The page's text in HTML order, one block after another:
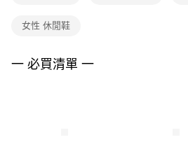
３．未成年的使用者請事先徵得法定代理人或
４．使用「AFTEE先享後付」時，將依據個別
女性 休閒鞋
一 必買清單 一